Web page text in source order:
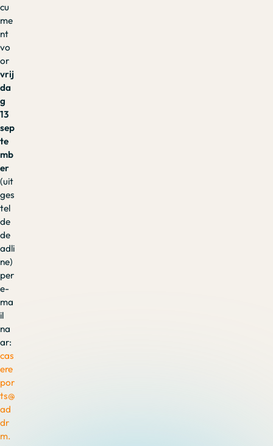
cu
me
nt
vo
or
vrij
da
g
13
sep
te
mb
er
(uit
ges
tel
de
de
adli
ne)
per
e-
ma
il
na
ar:
cas
ere
por
ts@
ad
dr
m.